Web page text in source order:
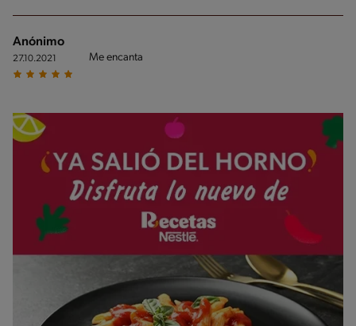
Anónimo
27.10.2021 Me encanta